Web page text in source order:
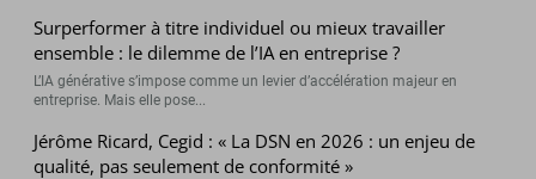
Surperformer à titre individuel ou mieux travailler
ensemble : le dilemme de l’IA en entreprise ?
L’IA générative s’impose comme un levier d’accélération majeur en
entreprise. Mais elle pose...
Jérôme Ricard, Cegid : « La DSN en 2026 : un enjeu de
qualité, pas seulement de conformité »